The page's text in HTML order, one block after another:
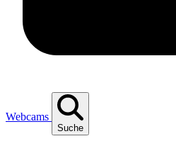
Webcams
Suche